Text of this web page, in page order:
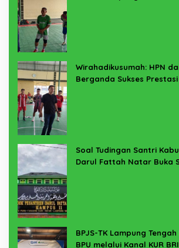
Wirahadikusumah: HPN
Berganda Sukses
Soal Tudingan Santri
Darul Fattah Natar Buka
BPJS-TK Lampung
BPU melalui Kanal KUR BRI